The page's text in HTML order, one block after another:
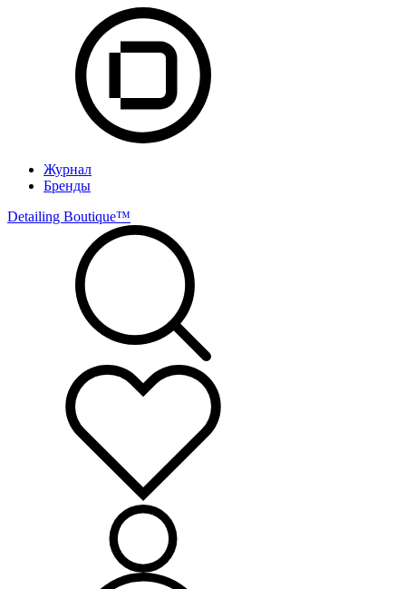
Журнал
Бренды
Detailing Boutique™️